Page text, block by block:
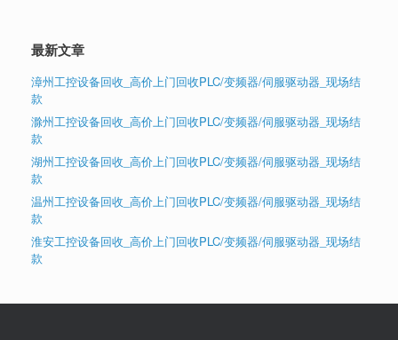
最新文章
漳州工控设备回收_高价上门回收PLC/变频器/伺服驱动器_现场结
款
滁州工控设备回收_高价上门回收PLC/变频器/伺服驱动器_现场结
款
湖州工控设备回收_高价上门回收PLC/变频器/伺服驱动器_现场结
款
温州工控设备回收_高价上门回收PLC/变频器/伺服驱动器_现场结
款
淮安工控设备回收_高价上门回收PLC/变频器/伺服驱动器_现场结
款